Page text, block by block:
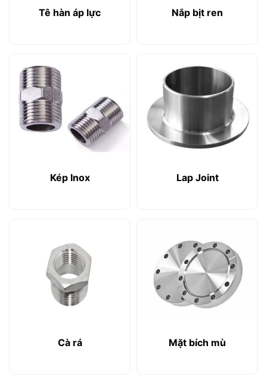
Tê hàn áp lực Nắp bịt ren
Kép Inox Lap Joint
Cà rá Mặt bích mù